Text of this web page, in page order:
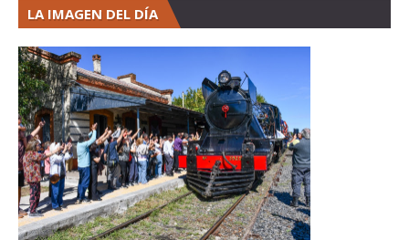
LA IMAGEN DEL DÍA